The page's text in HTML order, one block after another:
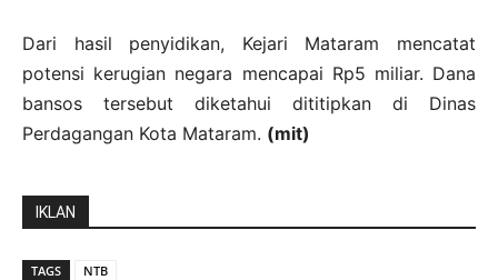
Dari hasil penyidikan, Kejari Mataram mencatat
potensi kerugian negara mencapai Rp5 miliar. Dana
bansos tersebut diketahui dititipkan di Dinas
Perdagangan Kota Mataram. (mit)
IKLAN
TAGS NTB